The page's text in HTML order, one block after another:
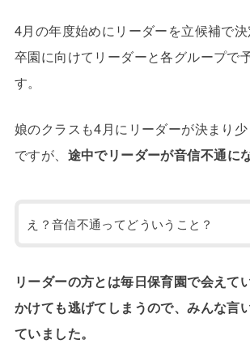
4月の年度始めにリーダーを立候補で決
卒園に向けてリーダーと各グループで
す。
娘のクラスも4月にリーダーが決まり
ですが、 途中でリーダーが音信不通に
え？音信不通ってどういうこと？
リーダーの方とは毎日保育園で会えて
かけても逃げてしまうので、みんな言
ていました。